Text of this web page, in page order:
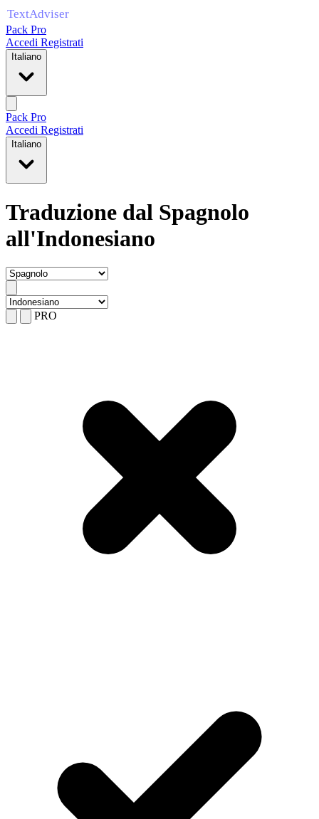
Pack Pro
Accedi Registrati
Italiano
Pack Pro
Accedi Registrati
Italiano
Traduzione dal Spagnolo
all'Indonesiano
PRO